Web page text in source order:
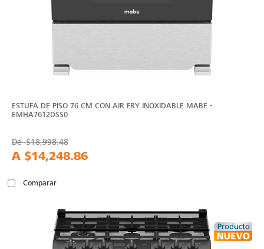
ESTUFA DE PISO 76 CM CON AIR FRY INOXIDABLE MABE -
EMHA7612DSS0
De$18,998.48
A $14,248.86
Comparar